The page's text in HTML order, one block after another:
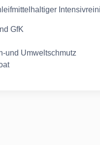
GfK
und Umweltschmutz